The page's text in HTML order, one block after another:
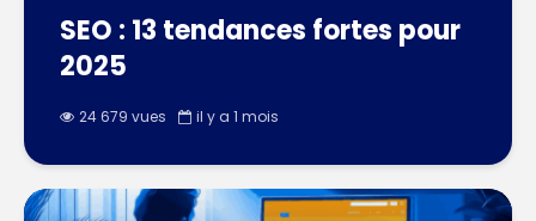
SEO : 13 tendances fortes pour
2025
24 679 vues il y a 1 mois